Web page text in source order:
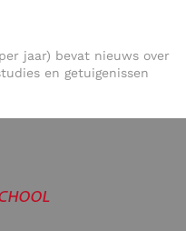
jaar) bevat nieuws over
en getuigenissen